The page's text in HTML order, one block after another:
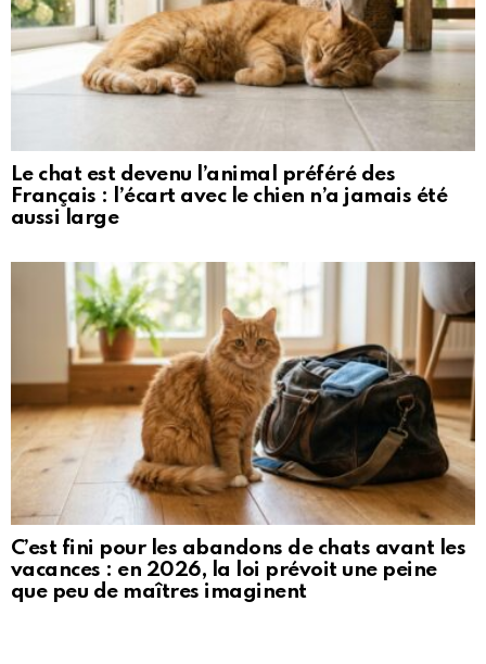
Le chat est devenu l’animal préféré des
Français : l’écart avec le chien n’a jamais été
aussi large
C’est fini pour les abandons de chats avant les
vacances : en 2026, la loi prévoit une peine
que peu de maîtres imaginent